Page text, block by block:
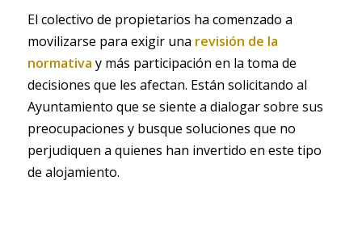
El colectivo de propietarios ha comenzado a
movilizarse para exigir una revisión de la
normativa y más participación en la toma de
decisiones que les afectan. Están solicitando al
Ayuntamiento que se siente a dialogar sobre sus
preocupaciones y busque soluciones que no
perjudiquen a quienes han invertido en este tipo
de alojamiento.